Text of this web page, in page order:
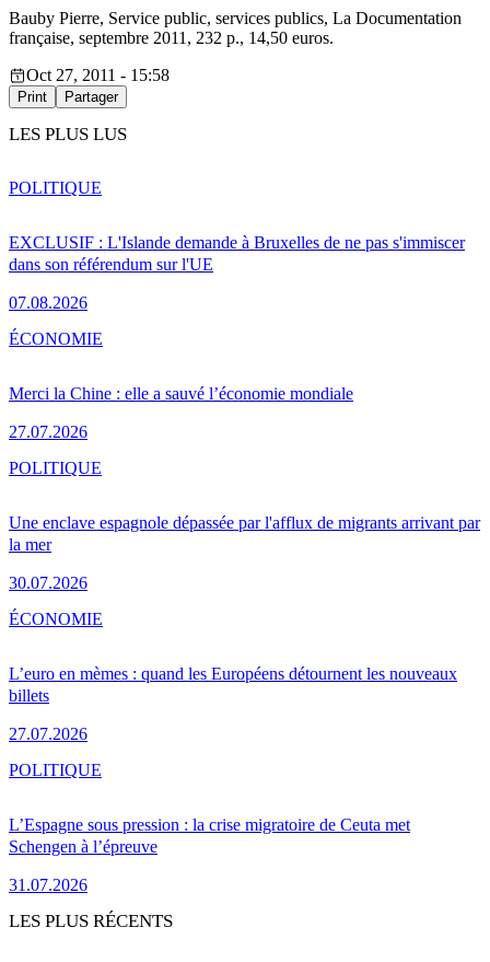
Bauby Pierre, Service public, services publics, La Documentation
française, septembre 2011, 232 p., 14,50 euros.
Oct 27, 2011 - 15:58
Print Partager
LES PLUS LUS
EXCLUSIF : L'Islande demande à Bruxelles de ne pas s'immiscer
dans son référendum sur l'UE
07.08.2026
POLITIQUE
Merci la Chine : elle a sauvé l’économie mondiale
27.07.2026
ÉCONOMIE
Une enclave espagnole dépassée par l'afflux de migrants arrivant par
la mer
30.07.2026
POLITIQUE
L’euro en mèmes : quand les Européens détournent les nouveaux
billets
27.07.2026
ÉCONOMIE
L’Espagne sous pression : la crise migratoire de Ceuta met
Schengen à l’épreuve
31.07.2026
POLITIQUE
LES PLUS RÉCENTS